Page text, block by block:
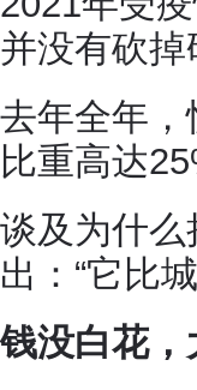
并没有砍
去年全年
比重高达
谈及为什
出：“它比
钱没白花